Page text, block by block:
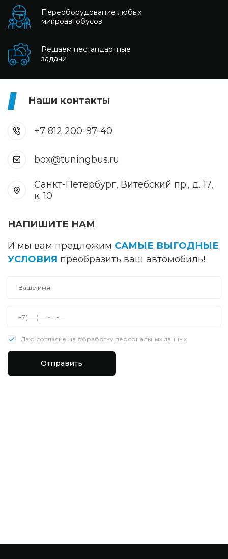
Переоборудование любых
микроавтобусов
Решаем нестандартные
задачи
Наши контакты
+7 812 200-97-40
box@tuningbus.ru
Санкт-Петербург, Витебский пр., д. 17,
к. 10
НАПИШИТЕ НАМ
И мы вам предложим САМЫЕ ВЫГОДНЫЕ
УСЛОВИЯ преобразить ваш автомобиль!
Даю согласие на обработку персональных данных
Отправить